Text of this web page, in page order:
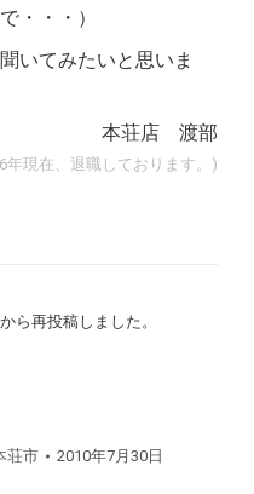
・・・）
いてみたいと思いま
本荘店 渡部
年現在、退職しております。)
から再投稿しました。
荘市 2010年7月30日